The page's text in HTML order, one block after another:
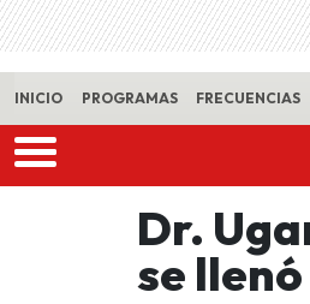
INICIO PROGRAMAS FRECUENCIAS
Dr.
se